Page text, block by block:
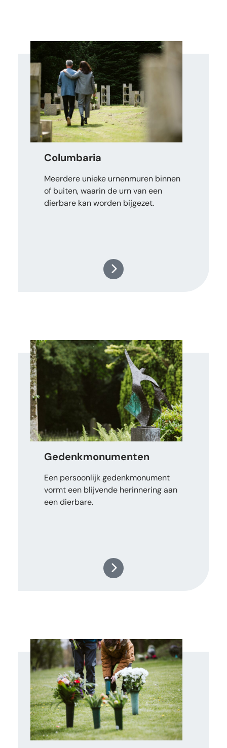
Columbaria
Meerdere unieke urnenmuren binnen
of buiten, waarin de urn van een
dierbare kan worden bijgezet.
Gedenkmonumenten
Een persoonlijk gedenkmonument
vormt een blijvende herinnering aan
een dierbare.